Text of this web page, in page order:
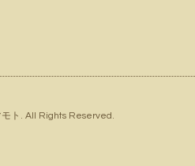
ト . All Rights Reserved.